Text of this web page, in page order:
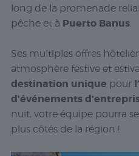
long de la promenade
pêche et à Puerto Banus.
Ses multiples offres
atmosphère festive et
destination unique pour
d’événements
nuit, votre équipe pourra
plus côtés de la région !